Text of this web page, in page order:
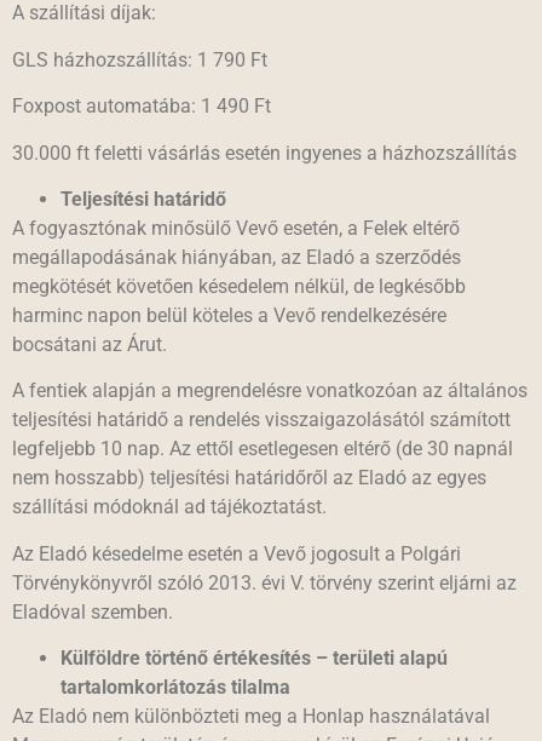
A szállítási díjak:
GLS házhozszállítás: 1 790 Ft
Foxpost automatába: 1 490 Ft
30.000 ft feletti vásárlás esetén ingyenes a házhozszállítás
Teljesítési határidő
A fogyasztónak minősülő Vevő esetén, a Felek eltérő
megállapodásának hiányában, az Eladó a szerződés
megkötését követően késedelem nélkül, de legkésőbb
harminc napon belül köteles a Vevő rendelkezésére
bocsátani az Árut.
A fentiek alapján a megrendelésre vonatkozóan az általános
teljesítési határidő a rendelés visszaigazolásától számított
legfeljebb 10 nap. Az ettől esetlegesen eltérő (de 30 napnál
nem hosszabb) teljesítési határidőről az Eladó az egyes
szállítási módoknál ad tájékoztatást.
Az Eladó késedelme esetén a Vevő jogosult a Polgári
Törvénykönyvről szóló 2013. évi V. törvény szerint eljárni az
Eladóval szemben.
Külföldre történő értékesítés – területi alapú
tartalomkorlátozás tilalma
Az Eladó nem különbözteti meg a Honlap használatával